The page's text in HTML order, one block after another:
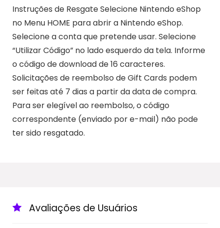
Instruções de Resgate Selecione Nintendo eShop
no Menu HOME para abrir a Nintendo eShop.
Selecione a conta que pretende usar. Selecione
“Utilizar Código” no lado esquerdo da tela. Informe
o código de download de 16 caracteres.
Solicitações de reembolso de Gift Cards podem
ser feitas até 7 dias a partir da data de compra.
Para ser elegível ao reembolso, o código
correspondente (enviado por e-mail) não pode
ter sido resgatado.
Avaliações de Usuários